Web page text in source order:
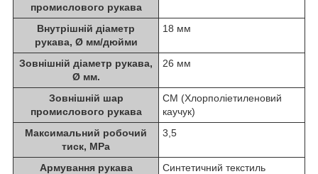
промислового рукава
Внутрішній діаметр
рукава, Ø мм/дюйми
18 мм
Зовнішній діаметр рукава,
Ø мм.
26 мм
Зовнішній шар
промислового рукава
CM (Хлорполіетиленовий
каучук)
Максимальний робочий
тиск, MPa
3,5
Армування рукава
Синтетичний текстиль